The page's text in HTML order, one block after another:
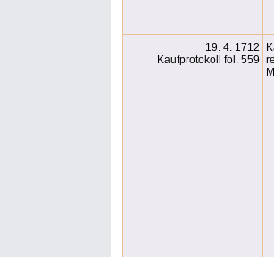
19. 4. 1712
Kaufprotokoll fol. 559